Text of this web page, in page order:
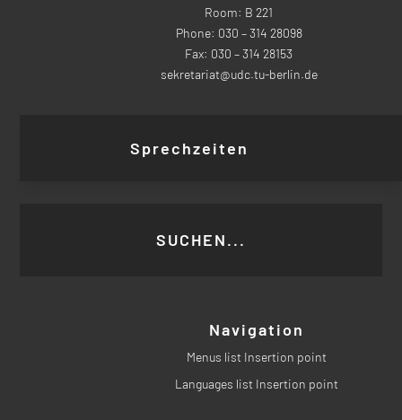
Room: B 221
Phone: 030 – 314 28098
Fax: 030 – 314 28153
sekretariat@udc.tu-berlin.de
Sprechzeiten
Navigation
Menus list Insertion point
Languages list Insertion point